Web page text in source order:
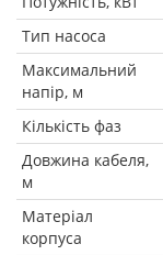
Тип насоса
Максимальний
напір, м
Кількість фаз
Довжина кабеля,
м
Матеріал
корпуса